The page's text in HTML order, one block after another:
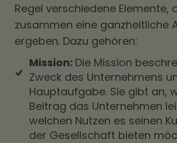
Regel verschiedene Elemente,
zusammen eine ganzheitliche
ergeben. Dazu gehören:
Mission: Die Mission
Zweck des Unternehmens
Hauptaufgabe. Sie gibt an,
Beitrag das Unternehmen
welchen Nutzen es seinen
der Gesellschaft bieten